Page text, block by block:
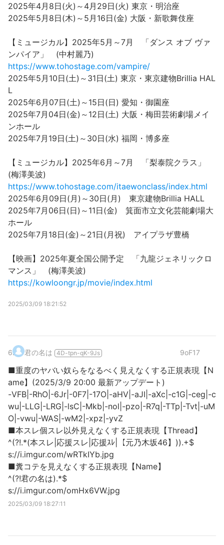
2025年4月8日(火)～4月29日(火) 東京・明治座
2025年5月8日(木)～5月16日(金) 大阪・新歌舞伎座
【ミュージカル】2025年5月～7月 「ダンス オブ ヴァ
ンパイア」 (中村麗乃)
https://www.tohostage.com/vampire/
2025年5月10日(土)～31日(土) 東京・東京建物Brillia HAL
L
2025年6月07日(土)～15日(日) 愛知・御園座
2025年7月04日(金)～12日(土) 大阪・梅田芸術劇場メイ
ンホール
2025年7月19日(土)～30日(水) 福岡・博多座
【ミュージカル】2025年6月～7月 「梨泰院クラス」
(梅澤美波)
https://www.tohostage.com/itaewonclass/index.html
2025年6月09日(月)～30日(月) 東京建物Brillia HALL
2025年7月06日(日)～11日(金) 箕面市立文化芸能劇場大
ホール
2025年7月18日(金)～21日(月祝) アイプラザ豊橋
【映画】2025年夏全国公開予定 「九龍ジェネリックロ
マンス」 (梅澤美波)
https://kowloongr.jp/movie/index.html
2025/03/09 18:21:52
6. 君の名は 4D-tpn-qK-9Js 9oF17
■重度のヤバい奴らをなるべく見えなくする正規表現【N
ame】(2025/3/9 20:00 最新アップデート)
-VFB|-RhO|-6Jr|-0F7|-17O|-aHV|-aJI|-aXc|-c1G|-ceg|-c
wu|-LLG|-LRG|-lsC|-Mkb|-nol|-pzo|-R7q|-TTp|-Tvt|-uM
O|-vwu|-WAS|-wM2|-xpz|-yvZ
■本スレ個スレ以外見えなくする正規表現【Thread】
^(?!.*(本スレ|応援スレ|応援ｽﾚ|【元乃木坂46】)).+$
s://i.imgur.com/wRTkIYb.jpg
■糞コテを見えなくする正規表現【Name】
^(?!君の名は).*$
s://i.imgur.com/omHx6VW.jpg
2025/03/09 18:27:11